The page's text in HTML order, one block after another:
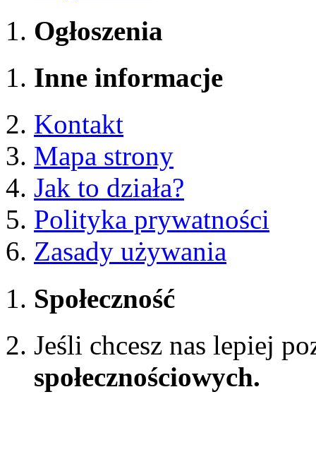
Ogłoszenia
Inne informacje
Kontakt
Mapa strony
Jak to działa?
Polityka prywatności
Zasady używania
Społeczność
Jeśli chcesz nas lepiej
społecznościowych.